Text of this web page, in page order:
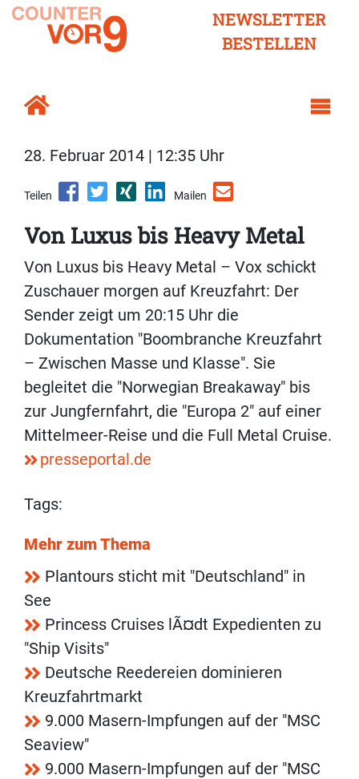
NEWSLETTER
BESTELLEN
28. Februar 2014 | 12:35 Uhr
Teilen Mailen
Von Luxus bis Heavy Metal
Von Luxus bis Heavy Metal – Vox schickt
Zuschauer morgen auf Kreuzfahrt: Der
Sender zeigt um 20:15 Uhr die
Dokumentation "Boombranche Kreuzfahrt
– Zwischen Masse und Klasse". Sie
begleitet die "Norwegian Breakaway" bis
zur Jungfernfahrt, die "Europa 2" auf einer
Mittelmeer-Reise und die Full Metal Cruise.
presseportal.de
Tags:
Mehr zum Thema
Plantours sticht mit "Deutschland" in
See
Princess Cruises lÃ¤dt Expedienten zu
"Ship Visits"
Deutsche Reedereien dominieren
Kreuzfahrtmarkt
9.000 Masern-Impfungen auf der "MSC
Seaview"
9.000 Masern-Impfungen auf der "MSC